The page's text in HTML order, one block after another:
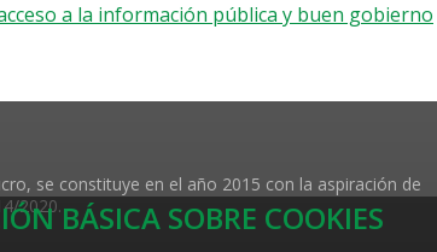
a la información pública y buen gobierno
se constituye en el año 2015 con la aspiración de
2020.BÁSICA SOBRE COOKIES